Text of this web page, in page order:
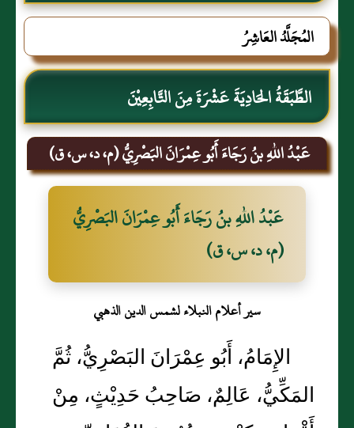
المُجَلَّدُ العَاشِرُ
الطَّبَقَةُ الحَادِيَةَ عَشْرَةَ مِنَ التَّابِعِيْنَ
عَبْدُ اللهِ بنُ رَجَاءَ أَبُو عِمْرَانَ البَصْرِيُّ (م، د، س، ق)
عَبْدُ اللهِ بنُ رَجَاءَ أَبُو عِمْرَانَ البَصْرِيُّ
(م، د، س، ق)
سير أعلام النبلاء لشمس الدين الذهبي
الإِمَامُ، أَبُو عِمْرَانَ البَصْرِيُّ، ثُمَّ
المَكِّيُّ، عَالِمٌ، صَاحِبُ حَدِيْثٍ، مِنْ